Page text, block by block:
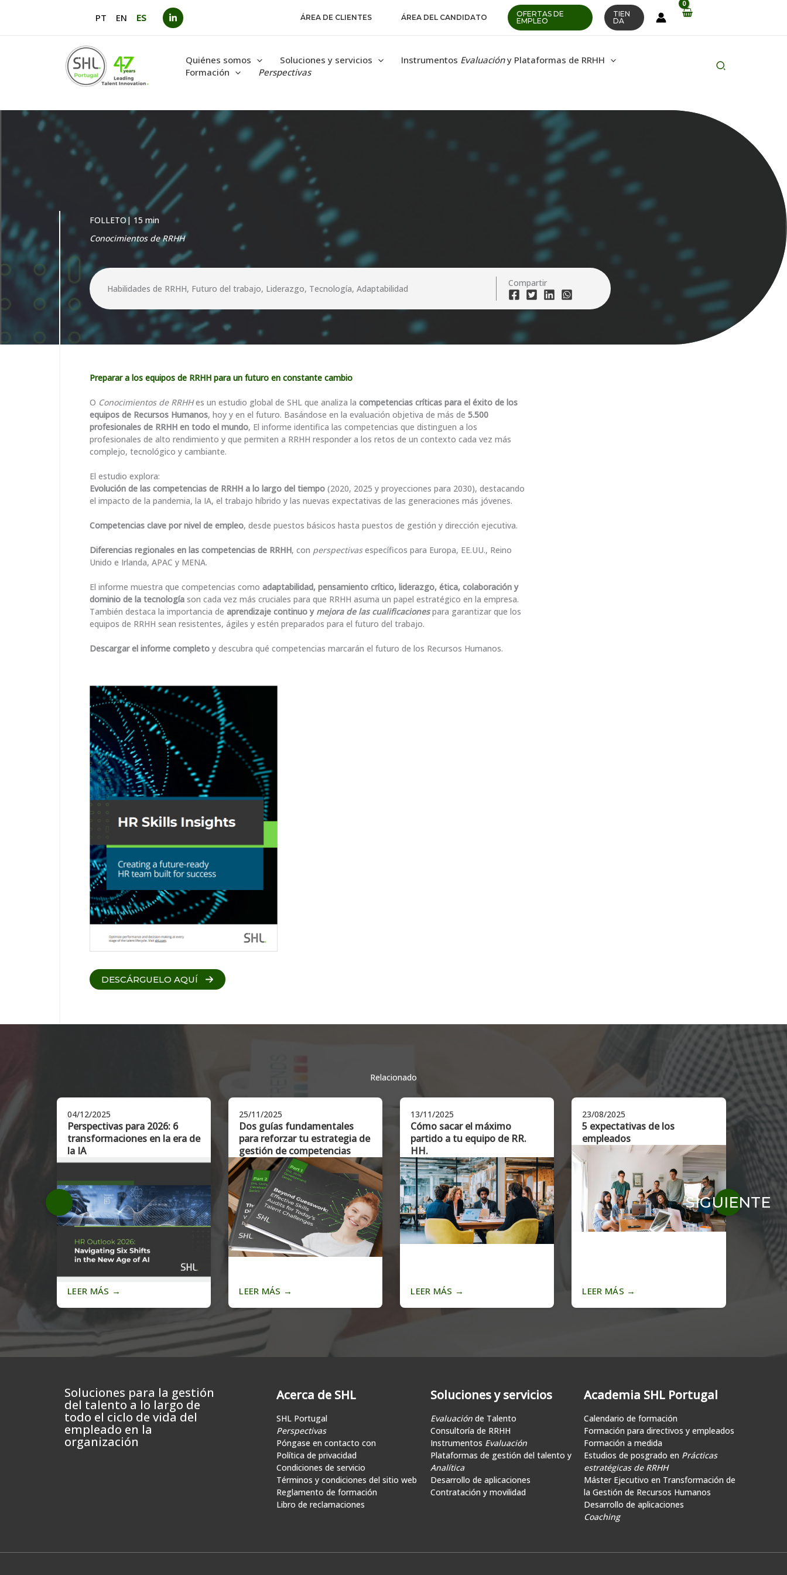
PT EN ES ÁREA DE CLIENTES ÁREA DEL CANDIDATO
OFERTAS DE
EMPLEO
TIEN
DA
Quiénes somos Soluciones y servicios Instrumentos Evaluacióny Plataformas de RRHH
Formación
Perspectivas
Buscar
FOLLETO| 15 min
Conocimientos de RRHH
Habilidades de RRHH, Futuro del trabajo, Liderazgo, Tecnología, Adaptabilidad
Compartir
Preparar a los equipos de RRHH para un futuro en constante cambio
O Conocimientos de RRHHes un estudio global de SHL que analiza la competencias críticas para el éxito de los
equipos de Recursos Humanos, hoy y en el futuro. Basándose en la evaluación objetiva de más de 5.500
profesionales de RRHH en todo el mundo, El informe identifica las competencias que distinguen a los
profesionales de alto rendimiento y que permiten a RRHH responder a los retos de un contexto cada vez más
complejo, tecnológico y cambiante.
El estudio explora:
Evolución de las competencias de RRHH a lo largo del tiempo(2020, 2025 y proyecciones para 2030), destacando
el impacto de la pandemia, la IA, el trabajo híbrido y las nuevas expectativas de las generaciones más jóvenes.
Competencias clave por nivel de empleo, desde puestos básicos hasta puestos de gestión y dirección ejecutiva.
Diferencias regionales en las competencias de RRHH, con perspectivasespecíficos para Europa, EE.UU., Reino
Unido e Irlanda, APAC y MENA.
El informe muestra que competencias como adaptabilidad, pensamiento crítico, liderazgo, ética, colaboración y
dominio de la tecnologíason cada vez más cruciales para que RRHH asuma un papel estratégico en la empresa.
También destaca la importancia de aprendizaje continuo y mejora de las cualificaciones para garantizar que los
equipos de RRHH sean resistentes, ágiles y estén preparados para el futuro del trabajo.
Descargar el informe completoy descubra qué competencias marcarán el futuro de los Recursos Humanos.
DESCÁRGUELO AQUÍ
Relacionado
04/12/2025
Perspectivas para 2026: 6
transformaciones en la era de
la IA
LEER MÁS →
25/11/2025
Dos guías fundamentales
para reforzar tu estrategia de
gestión de competencias
LEER MÁS →
13/11/2025
Cómo sacar el máximo
partido a tu equipo de RR.
HH.
LEER MÁS →
23/08/2025
5 expectativas de los
empleados
LEER MÁS →
16/02/
con
del
SIGUIENTE
Soluciones para la gestión
del talento a lo largo de
todo el ciclo de vida del
empleado en la
organización
Acerca de SHL
SHL Portugal
Perspectivas
Póngase en contacto con
Política de privacidad
Condiciones de servicio
Términos y condiciones del sitio web
Reglamento de formación
Libro de reclamaciones
Soluciones y servicios
Evaluaciónde Talento
Consultoría de RRHH
Instrumentos Evaluación
Plataformas de gestión del talento y
Analítica
Desarrollo de aplicaciones
Contratación y movilidad
Academia SHL Portugal
Calendario de formación
Formación para directivos y empleados
Formación a medida
Estudios de posgrado en Prácticas
estratégicas de RRHH
Máster Ejecutivo en Transformación de
la Gestión de Recursos Humanos
Desarrollo de aplicaciones
Coaching